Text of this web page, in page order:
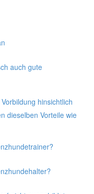
auch gute
hinsichtlich
dieselben Vorteile wie